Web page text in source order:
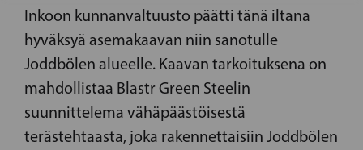
Inkoon kunnanvaltuusto päätti tänä iltana
hyväksyä asemakaavan niin sanotulle
Joddbölen alueelle. Kaavan tarkoituksena on
mahdollistaa Blastr Green Steelin
suunnittelema vähäpäästöisestä
terästehtaasta, joka rakennettaisiin Joddbölen